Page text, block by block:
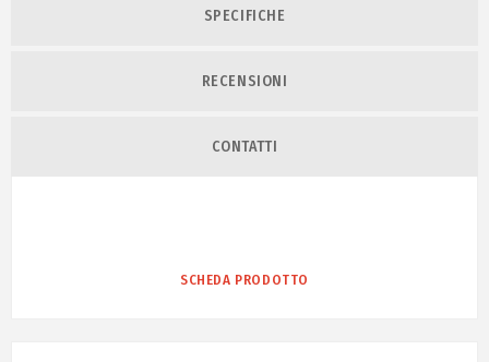
SPECIFICHE
RECENSIONI
CONTATTI
SCHEDA PRODOTTO